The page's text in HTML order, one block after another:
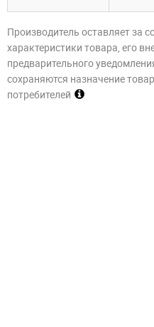
Производитель оставляет за
характеристики товара, его
предварительного
сохраняются назначение
потребителей